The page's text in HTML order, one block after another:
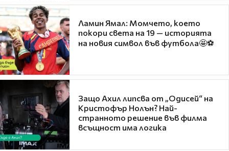
Ламин Ямал: Момчето, което
покори света на 19 — историята
на новия символ във футбола🤩⚽
Защо Ахил липсва от „Одисей“ на
Кристофър Нолън? Най-
странното решение във филма
всъщност има логика